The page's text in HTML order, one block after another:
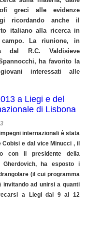
greci alle evidenze
ricordando anche il
italiano alla ricerca in
campo. La riunione, in
dal R.C. Valdisieve
ha favorito la
interessati alle
a Liegi e del
di Lisbona
internazionali è stata
e dal vice Minucci , il
con il presidente della
Gherdovich, ha esposto i
(il cui programma
invitando ad unirsi a quanti
a Liegi dal 9 al 12